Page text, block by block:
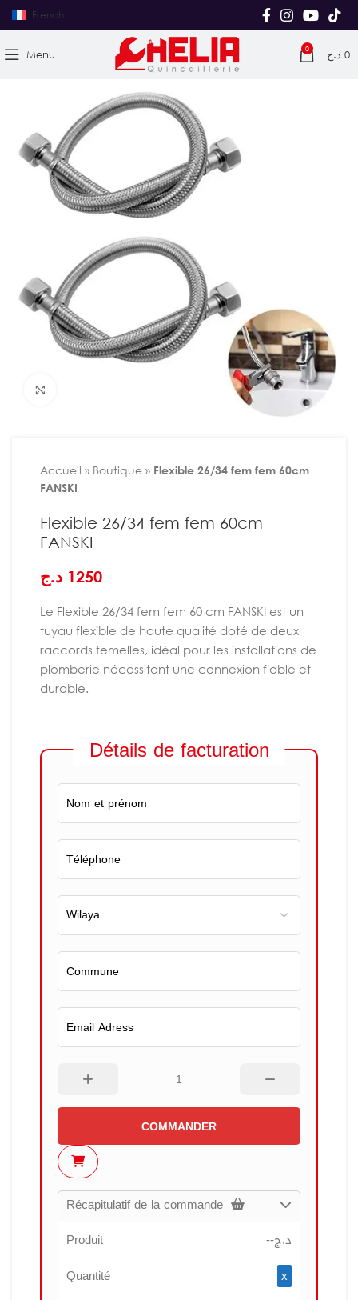
French
Menu 0 0 د.ج
Accueil » Boutique » Flexible 26/34 fem fem 60cm
FANSKI
Flexible 26/34 fem fem 60cm
FANSKI
1250 د.ج
Le Flexible 26/34 fem fem 60 cm FANSKI est un
tuyau flexible de haute qualité doté de deux
raccords femelles, idéal pour les installations de
plomberie nécessitant une connexion fiable et
durable.
Détails de facturation
COMMANDER
Récapitulatif de la commande
Produit
--د.ج
Quantité
x